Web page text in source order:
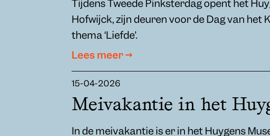
Tijdens Tweede Pinksterdag opent het
Hofwijck, zijn deuren voor de Dag van het
thema ‘Liefde’.
Lees meer →
15-04-2026
Meivakantie in het
In de meivakantie is er in het Huygens